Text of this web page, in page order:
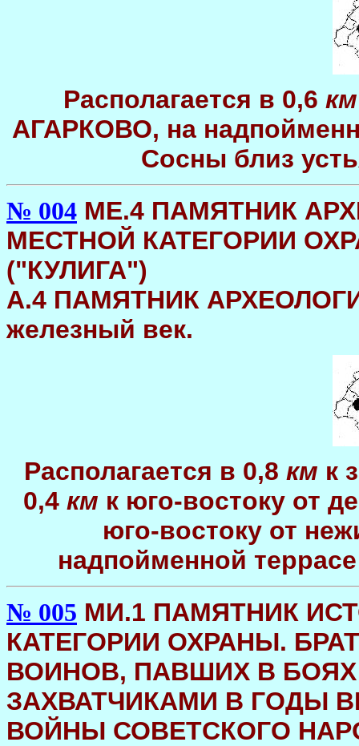
Располагается в 0,6 км
АГАРКОВО, на
Сосны близ
№ 004 МЕ.4 ПАМЯТНИК
МЕСТНОЙ КАТЕГОРИИ
("КУЛИГА")
А.4 ПАМЯТНИК
железный век.
Располагается в 0,8 км к
0,4 км к юго-востоку от
юго-востоку от
надпойменной
№ 005 МИ.1 ПАМЯТНИК
КАТЕГОРИИ ОХРАНЫ.
ВОИНОВ, ПАВШИХ В
ЗАХВАТЧИКАМИ В ГОДЫ
ВОЙНЫ СОВЕТСКОГО